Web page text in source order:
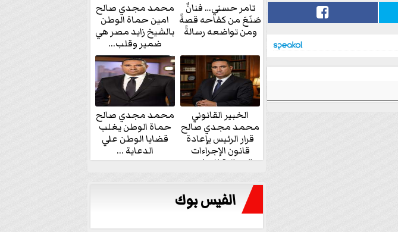
تامر حسني… فنانٌ
صَنَعَ من كفاحه قصةً
ومن تواضعه رسالةً
محمد مجدي صالح
امين حماة الوطن
بالشيخ زايد مصر هي
ضمير وقلب...
الخبير القانوني
محمد مجدي صالح
قرار الرئيس بإعادة
قانون الإجراءات
الجنائية للنواب...
محمد مجدي صالح
حماة الوطن يغلب
قضايا الوطن علي
الدعاية ...
الفيس بوك